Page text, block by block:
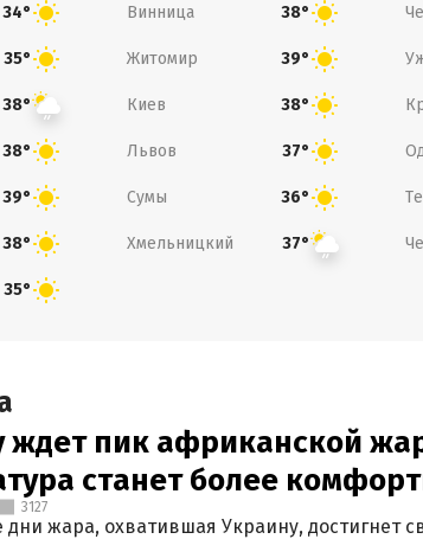
34° Винница 38°
35° Житомир 39°
38° Киев 38°
38° Львов 37°
39° Сумы 36°
38° Хмельницкий 37°
35°
ждет пик африканской
станет более
3127
жара, охватившая Украину, достигнет